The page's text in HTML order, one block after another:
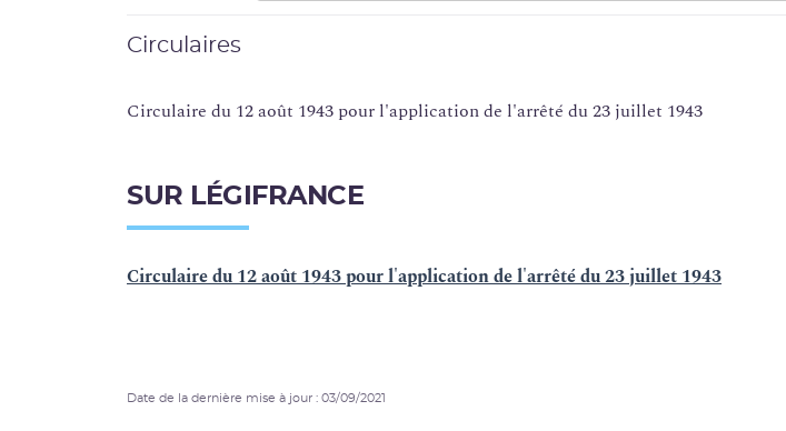
Circulaires
Circulaire du 12 août 1943 pour l'application de l'arrêté du 23 juillet 1943
SUR LÉGIFRANCE
Circulaire du 12 août 1943 pour l'application de l'arrêté du 23 juillet 1943
Date de la dernière mise à jour : 03/09/2021